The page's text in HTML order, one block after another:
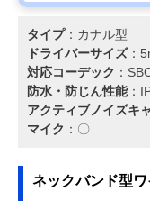
タイプ：カナル型
ドライバーサイズ：
対応コーデック ：
防水・防じん性能：
アクティブノイズキ
マイク ：〇
ネックバンド型